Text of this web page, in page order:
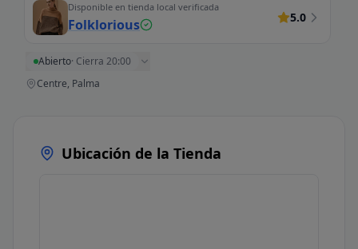
Disponible en tienda local verificada
Folklorious 5.0
Abierto· Cierra 20:00
Centre, Palma
Ubicación de la Tienda